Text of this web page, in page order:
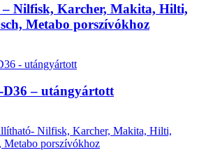
Nilfisk, Karcher, Makita, Hilti,
Metabo porszívókhoz
– utángyártott